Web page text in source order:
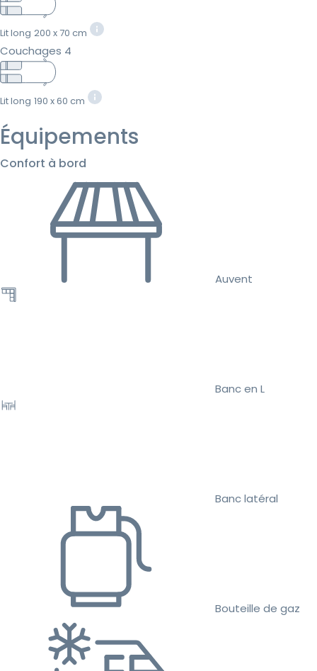
Lit long 200 x 70 cm
Couchages 4
Lit long 190 x 60 cm
Équipements
Confort à bord
Auvent
Banc en L
Banc latéral
Bouteille de gaz